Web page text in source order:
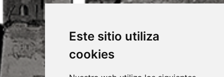
Este sitio utiliza
cookies